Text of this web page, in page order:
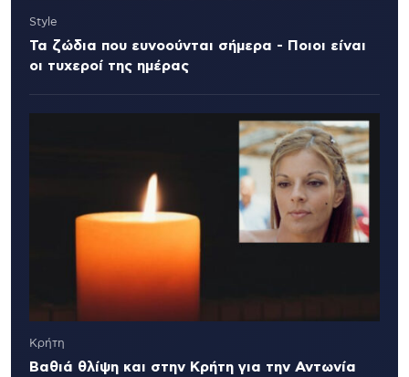
Style
Τα ζώδια που ευνοούνται σήμερα - Ποιοι είναι
οι τυχεροί της ημέρας
Κρήτη
Βαθιά θλίψη και στην Κρήτη για την Αντωνία